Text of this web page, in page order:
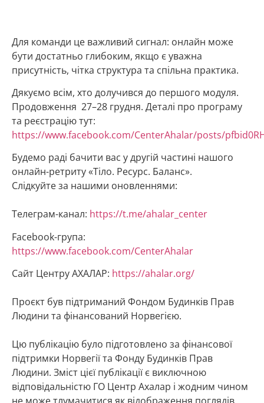
Для команди це важливий сигнал: онлайн може
бути достатньо глибоким, якщо є уважна
присутність, чітка структура та спільна практика.
Дякуємо всім, хто долучився до першого модуля.
Продовження 27–28 грудня. Деталі про програму
та реєстрацію тут:
https://www.facebook.com/CenterAhalar/posts/
Будемо раді бачити вас у другій частині нашого
онлайн-ретриту «Тіло. Ресурс. Баланс».
Слідкуйте за нашими оновленнями:
Телеграм-канал: https://t.me/ahalar_center
Facebook-група:
https://www.facebook.com/CenterAhalar
Сайт Центру АХАЛАР: https://ahalar.org/
Проєкт був підтриманий Фондом Будинків Прав
Людини та фінансований Норвегією.
Цю публікацію було підготовлено за фінансової
підтримки Норвегії та Фонду Будинків Прав
Людини. Зміст цієї публікації є виключною
відповідальністю ГО Центр Ахалар і жодним чином